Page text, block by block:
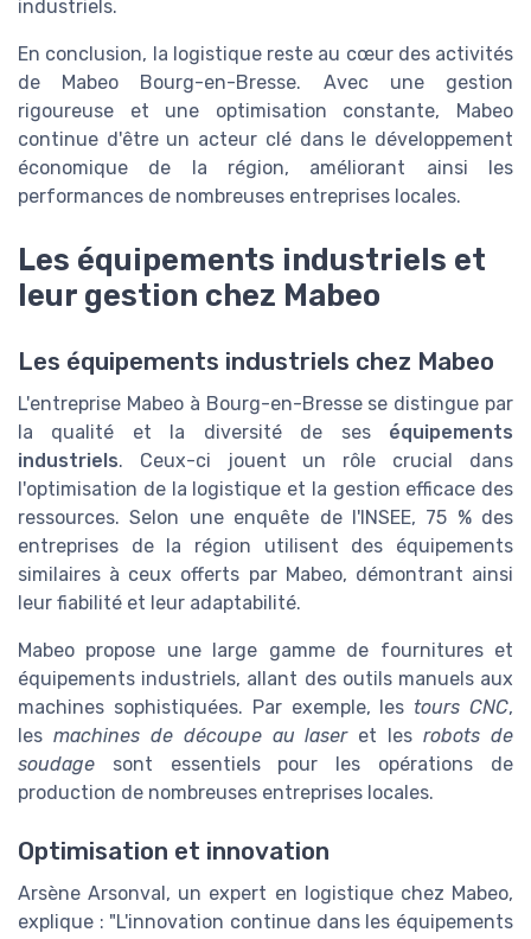
industriels.
En conclusion, la logistique reste au cœur des activités
de Mabeo Bourg-en-Bresse. Avec une gestion
rigoureuse et une optimisation constante, Mabeo
continue d'être un acteur clé dans le développement
économique de la région, améliorant ainsi les
performances de nombreuses entreprises locales.
Les équipements industriels et
leur gestion chez Mabeo
Les équipements industriels chez Mabeo
L'entreprise Mabeo à Bourg-en-Bresse se distingue par
la qualité et la diversité de ses équipements
industriels. Ceux-ci jouent un rôle crucial dans
l'optimisation de la logistique et la gestion efficace des
ressources. Selon une enquête de l'INSEE, 75 % des
entreprises de la région utilisent des équipements
similaires à ceux offerts par Mabeo, démontrant ainsi
leur fiabilité et leur adaptabilité.
Mabeo propose une large gamme de fournitures et
équipements industriels, allant des outils manuels aux
machines sophistiquées. Par exemple, les tours CNC,
les machines de découpe au laseret lesrobots de
soudage sont essentiels pour les opérations de
production de nombreuses entreprises locales.
Optimisation et innovation
Arsène Arsonval, un expert en logistique chez Mabeo,
explique : "L'innovation continue dans les équipements